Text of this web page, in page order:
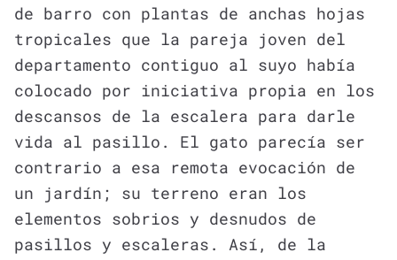
de barro con plantas de anchas hojas
tropicales que la pareja joven del
departamento contiguo al suyo había
colocado por iniciativa propia en los
descansos de la escalera para darle
vida al pasillo. El gato parecía ser
contrario a esa remota evocación de
un jardín; su terreno eran los
elementos sobrios y desnudos de
pasillos y escaleras. Así, de la